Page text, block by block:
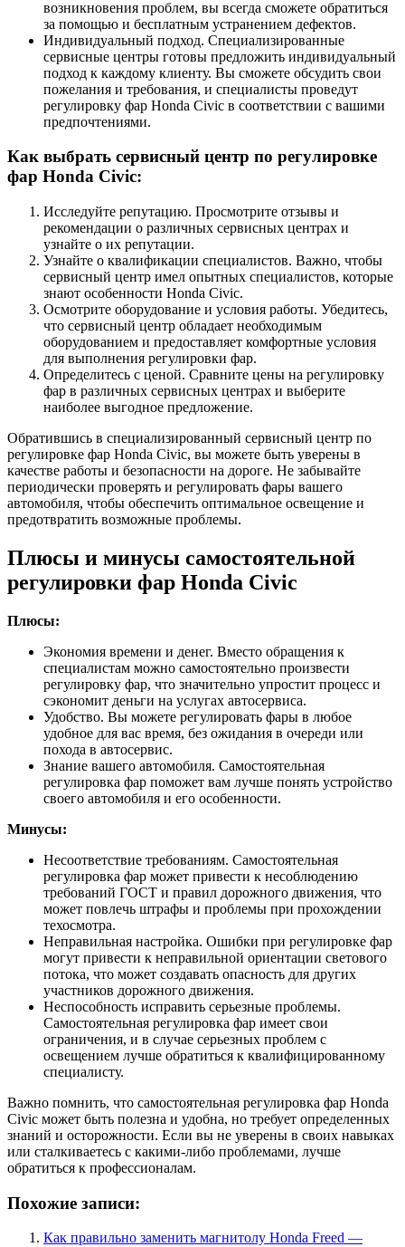
возникновения проблем, вы всегда сможете обратиться
за помощью и бесплатным устранением дефектов.
Индивидуальный подход. Специализированные
сервисные центры готовы предложить индивидуальный
подход к каждому клиенту. Вы сможете обсудить свои
пожелания и требования, и специалисты проведут
регулировку фар Honda Civic в соответствии с вашими
предпочтениями.
Как выбрать сервисный центр по регулировке
фар Honda Civic:
Исследуйте репутацию. Просмотрите отзывы и
рекомендации о различных сервисных центрах и
узнайте о их репутации.
Узнайте о квалификации специалистов. Важно, чтобы
сервисный центр имел опытных специалистов, которые
знают особенности Honda Civic.
Осмотрите оборудование и условия работы. Убедитесь,
что сервисный центр обладает необходимым
оборудованием и предоставляет комфортные условия
для выполнения регулировки фар.
Определитесь с ценой. Сравните цены на регулировку
фар в различных сервисных центрах и выберите
наиболее выгодное предложение.
Обратившись в специализированный сервисный центр по
регулировке фар Honda Civic, вы можете быть уверены в
качестве работы и безопасности на дороге. Не забывайте
периодически проверять и регулировать фары вашего
автомобиля, чтобы обеспечить оптимальное освещение и
предотвратить возможные проблемы.
Плюсы и минусы самостоятельной
регулировки фар Honda Civic
Плюсы:
Экономия времени и денег. Вместо обращения к
специалистам можно самостоятельно произвести
регулировку фар, что значительно упростит процесс и
сэкономит деньги на услугах автосервиса.
Удобство. Вы можете регулировать фары в любое
удобное для вас время, без ожидания в очереди или
похода в автосервис.
Знание вашего автомобиля. Самостоятельная
регулировка фар поможет вам лучше понять устройство
своего автомобиля и его особенности.
Минусы:
Несоответствие требованиям. Самостоятельная
регулировка фар может привести к несоблюдению
требований ГОСТ и правил дорожного движения, что
может повлечь штрафы и проблемы при прохождении
техосмотра.
Неправильная настройка. Ошибки при регулировке фар
могут привести к неправильной ориентации светового
потока, что может создавать опасность для других
участников дорожного движения.
Неспособность исправить серьезные проблемы.
Самостоятельная регулировка фар имеет свои
ограничения, и в случае серьезных проблем с
освещением лучше обратиться к квалифицированному
специалисту.
Важно помнить, что самостоятельная регулировка фар Honda
Civic может быть полезна и удобна, но требует определенных
знаний и осторожности. Если вы не уверены в своих навыках
или сталкиваетесь с какими-либо проблемами, лучше
обратиться к профессионалам.
Похожие записи:
Как правильно заменить магнитолу Honda Freed —